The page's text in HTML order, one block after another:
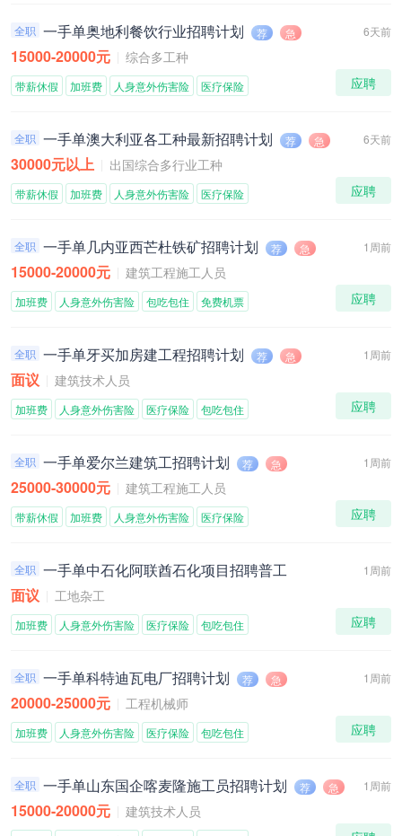
6天前
全职 一手单奥地利餐饮行业招聘计划 荐 急
15000-20000元
综合多工种
应聘
带薪休假 加班费 人身意外伤害险 医疗保险
6天前
全职 一手单澳大利亚各工种最新招聘计划 荐 急
30000元以上
出国综合多行业工种
应聘
带薪休假 加班费 人身意外伤害险 医疗保险
1周前
全职 一手单几内亚西芒杜铁矿招聘计划 荐 急
15000-20000元
建筑工程施工人员
应聘
加班费 人身意外伤害险 包吃包住 免费机票
1周前
全职 一手单牙买加房建工程招聘计划 荐 急
面议
建筑技术人员
应聘
加班费 人身意外伤害险 医疗保险 包吃包住
1周前
全职 一手单爱尔兰建筑工招聘计划 荐 急
25000-30000元
建筑工程施工人员
应聘
带薪休假 加班费 人身意外伤害险 医疗保险
1周前
全职 一手单中石化阿联酋石化项目招聘普工
面议
工地杂工
应聘
加班费 人身意外伤害险 医疗保险 包吃包住
1周前
全职 一手单科特迪瓦电厂招聘计划 荐 急
20000-25000元
工程机械师
应聘
加班费 人身意外伤害险 医疗保险 包吃包住
1周前
全职 一手单山东国企喀麦隆施工员招聘计划 荐 急
15000-20000元
建筑技术人员